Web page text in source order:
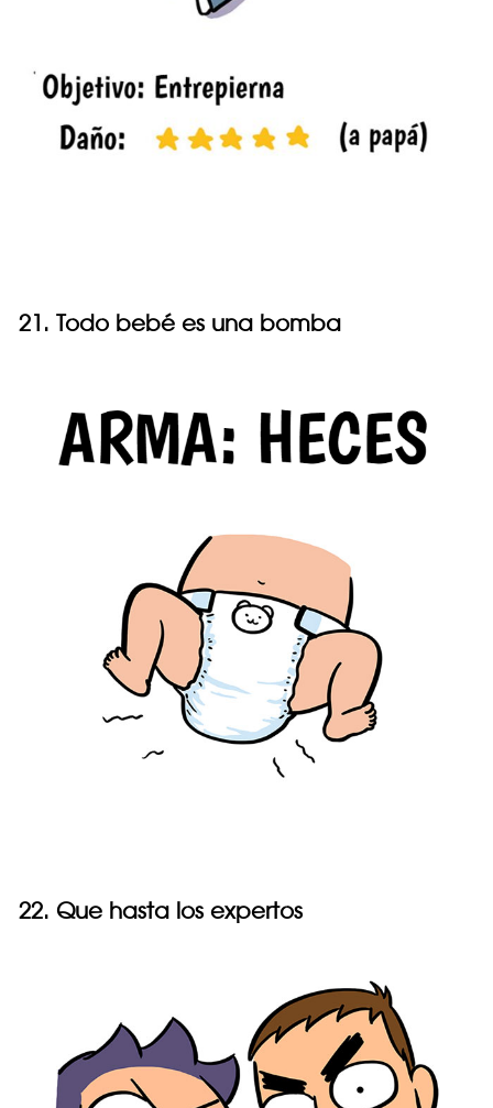
21. Todo bebé es una bomba
22. Que hasta los expertos